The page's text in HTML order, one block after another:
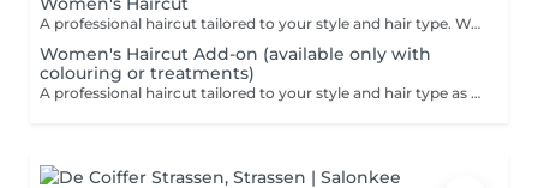
A professional haircut tailored to your style and hair type. We begin with a short consultation to discuss your expectations, followed by a gentle wash while you relax lying comfortably in our Maletti chair, a precise cut, and a smooth blow-dry. We use Dyson Pro tools that protect your hair from excessive heat and deliver a sleek, polished finish. LaBiosthétique care and styling products provide holistic care for hair and scalp, combining scientific research with carefully selected natural ingredients. All brushes are sanitised with Sibel equipment, which effectively removes hair, product buildup, and impurities while reducing bacteria on the brush surface to maintain high hygiene standards for every client. For a more defined final look, styling can be added as an add-on. Simple, Moderate, Complex This grading reflects your hair's individual characteristics, such as texture, density, and length and is assessed by your hairdresser at the start of your visit. Not sure which to choose? We recommend booking Complex. The price will be adjusted after your consultation. Note: This is not related to the difficulty of haircuts or timing.
Women's Haircut Add-on (available only with
colouring or treatments)
A professional haircut tailored to your style and hair type as an add-on to colouring or treatments. We begin with a short consultation to discuss your expectations, followed by a gentle wash while you relax lying comfortably in our Maletti chair, a precise cut, and a smooth blow-dry. We use Dyson Pro tools that protect your hair from excessive heat and deliver a sleek, polished finish. LaBiosthétique care and styling products provide holistic care for hair and scalp, combining scientific research with carefully selected natural ingredients. All brushes are sanitised with Sibel equipment, which effectively removes hair, product buildup, and impurities while reducing bacteria on the brush surface to maintain high hygiene standards for every client. For a more defined final look, styling can be added as an add-on. Simple, Moderate, Complex This grading reflects your hair's individual characteristics, such as texture, density, and length and is assessed by your hairdresser at the start of your visit. Not sure which to choose? We recommend booking Complex. The price will be adjusted after your consultation. Note: This is not related to the difficulty of haircuts or timing.